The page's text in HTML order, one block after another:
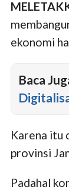
ekonomi
Baca
Karena itu
provinsi
Padahal